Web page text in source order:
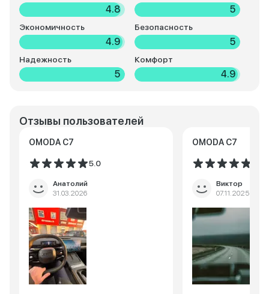
4.8 5
Экономичность
4.9
Безопасность
5
Надежность
5
Комфорт
4.9
Отзывы пользователей
OMODA C7
5.0
Анатолий
31.03.2026
OMODA C7
Виктор
07.11.2025